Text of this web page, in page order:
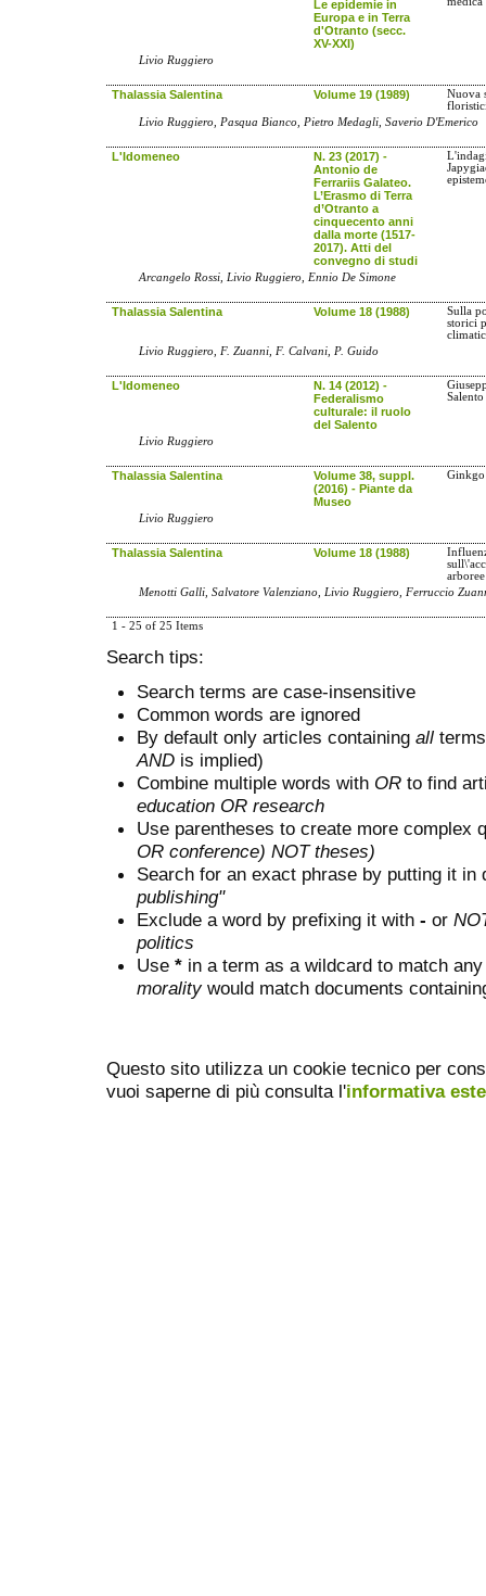
Le epidemie in
Europa e in Terra
d'Otranto (secc.
XV-XXI)
Livio Ruggiero
Thalassia Salentina Volume 19 (1989)
Nuova
Livio Ruggiero, Pasqua Bianco, Pietro Medagli, Saverio D'Emerico
L'Idomeneo
N. 23 (2017) -
Antonio de
Ferrariis Galateo.
L’Erasmo di Terra
d’Otranto a
cinquecento anni
dalla morte (1517-
2017). Atti del
convegno di studi
Arcangelo Rossi, Livio Ruggiero, Ennio De Simone
Thalassia Salentina Volume 18 (1988)
Sulla
storici
Livio Ruggiero, F. Zuanni, F. Calvani, P. Guido
L'Idomeneo
N. 14 (2012) -
Federalismo
culturale: il ruolo
del Salento
Livio Ruggiero
Thalassia Salentina
Volume 38, suppl.
(2016) - Piante da
Museo
Livio Ruggiero
Thalassia Salentina Volume 18 (1988)
Menotti Galli, Salvatore Valenziano, Livio Ruggiero, Ferruccio
1 - 25 of 25 Items
Search tips:
Search terms are case-insensitive
Common words are ignored
By default only articles containing all
AND is implied)
Combine multiple words with OR to find
education OR research
Use parentheses to create more complex
OR conference) NOT theses)
Search for an exact phrase by putting it
publishing"
Exclude a word by prefixing it with - or
politics
Use * in a term as a wildcard to match
moralitywould match documents
Questo sito utilizza un cookie tecnico per
vuoi saperne di più consulta l'informativa